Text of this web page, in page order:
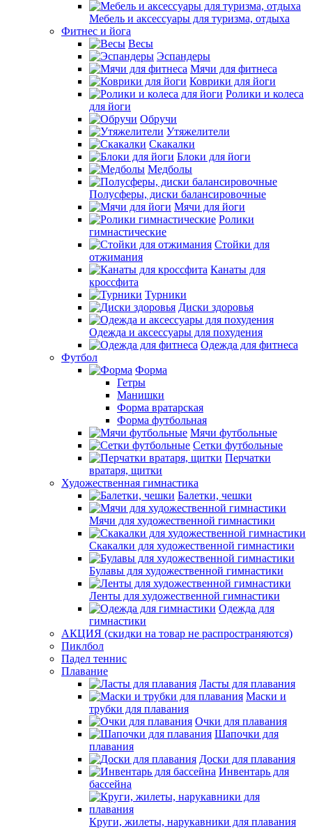
Мебель и аксессуары для туризма, отдыха
Фитнес и йога
Весы
Эспандеры
Мячи для фитнеса
Коврики для йоги
Ролики и колеса
для йоги
Обручи
Утяжелители
Скакалки
Блоки для йоги
Медболы
Полусферы, диски балансировочные
Мячи для йоги
Ролики
гимнастические
Стойки для
отжимания
Канаты для
кроссфита
Турники
Диски здоровья
Одежда и аксессуары для похудения
Одежда для фитнеса
Футбол
Форма
Гетры
Манишки
Форма вратарская
Форма футбольная
Мячи футбольные
Сетки футбольные
Перчатки
вратаря, щитки
Художественная гимнастика
Балетки, чешки
Мячи для художественной гимнастики
Скакалки для художественной гимнастики
Булавы для художественной гимнастики
Ленты для художественной гимнастики
Одежда для
гимнастики
АКЦИЯ (скидки на товар не распространяются)
Пиклбол
Падел теннис
Плавание
Ласты для плавания
Маски и
трубки для плавания
Очки для плавания
Шапочки для
плавания
Доски для плавания
Инвентарь для
бассейна
Круги, жилеты, нарукавники для плавания